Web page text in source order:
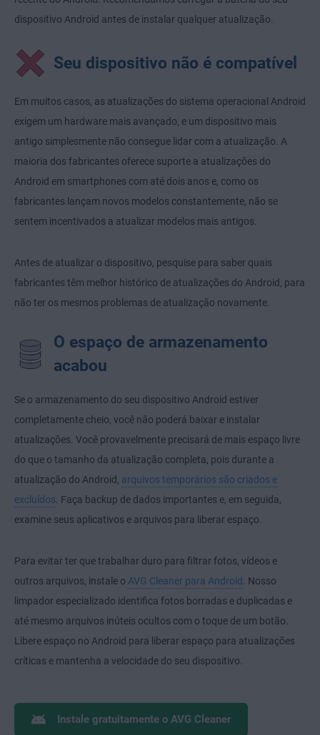
dispositivo Android antes de instalar qualquer atualização.
Seu dispositivo não é compatível
Em muitos casos, as atualizações do sistema operacional Android
exigem um hardware mais avançado, e um dispositivo mais
antigo simplesmente não consegue lidar com a atualização. A
maioria dos fabricantes oferece suporte a atualizações do
Android em smartphones com até dois anos e, como os
fabricantes lançam novos modelos constantemente, não se
sentem incentivados a atualizar modelos mais antigos.
Antes de atualizar o dispositivo, pesquise para saber quais
fabricantes têm melhor histórico de atualizações do Android, para
não ter os mesmos problemas de atualização novamente.
O espaço de armazenamento
acabou
Se o armazenamento do seu dispositivo Android estiver
completamente cheio, você não poderá baixar e instalar
atualizações. Você provavelmente precisará de mais espaço livre
do que o tamanho da atualização completa, pois durante a
atualização do Android, arquivos temporários são criados e
excluídos. Faça backup de dados importantes e, em seguida,
examine seus aplicativos e arquivos para liberar espaço.
Para evitar ter que trabalhar duro para filtrar fotos, vídeos e
outros arquivos, instale o AVG Cleaner para Android . Nosso
limpador especializado identifica fotos borradas e duplicadas e
até mesmo arquivos inúteis ocultos com o toque de um botão.
Libere espaço no Android para liberar espaço para atualizações
críticas e mantenha a velocidade do seu dispositivo.
Instale gratuitamente o AVG Cleaner